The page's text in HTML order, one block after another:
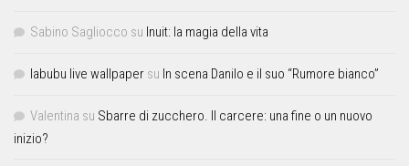
Sabino Sagliocco su Inuit: la magia della vita
labubu live wallpaper su In scena Danilo e il suo “Rumore bianco”
Valentina su Sbarre di zucchero. Il carcere: una fine o un nuovo
inizio?